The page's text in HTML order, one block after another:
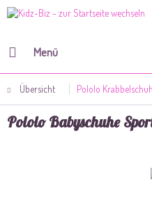
Menü
Übersicht Pololo
Pololo Babyschuhe